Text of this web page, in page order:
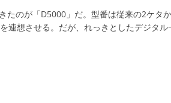
のが「D5000」だ。型番は従来の2ケタ
連想させる。だが、れっきとしたデジタル